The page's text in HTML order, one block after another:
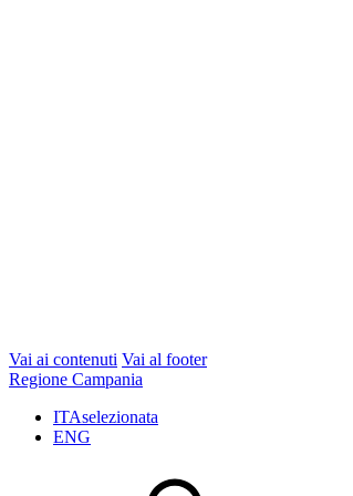
Vai ai contenuti Vai al footer
Regione Campania
ITAselezionata
ENG